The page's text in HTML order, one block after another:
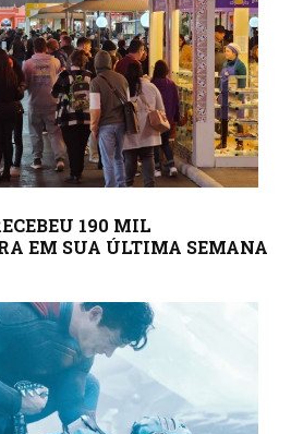
190 MIL
EM SUA ÚLTIMA SEMANA